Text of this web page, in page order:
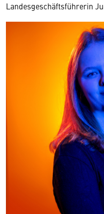
Landesgeschäftsführerin